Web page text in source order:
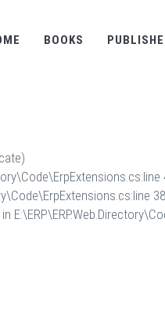
BOOKS
38